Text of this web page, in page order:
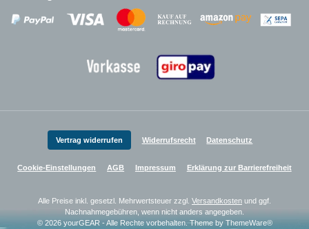
Zahlungsanbieter Zahlungsanbieter
Zahlungsanbieter
Vertrag widerrufen Widerrufsrecht Datenschutz
Cookie-Einstellungen AGB Impressum Erklärung zur Barrierefreiheit
Alle Preise inkl. gesetzl. Mehrwertsteuer zzgl. Versandkosten und ggf.
Nachnahmegebühren, wenn nicht anders angegeben.
© 2026 yourGEAR - Alle Rechte vorbehalten. Theme by ThemeWare®